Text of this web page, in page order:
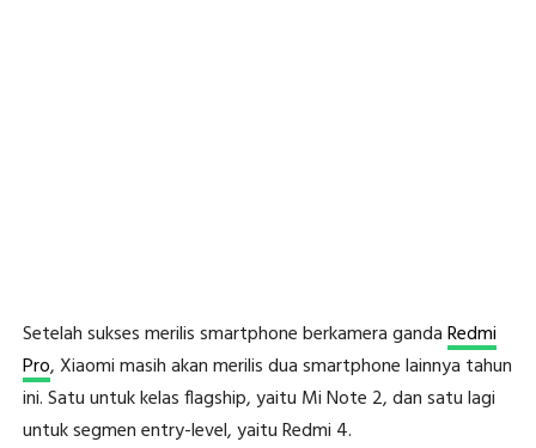
Setelah sukses merilis smartphone berkamera gandaRedmi
Pro, Xiaomi masih akan merilis dua smartphone lainnya tahun
ini. Satu untuk kelas flagship, yaitu Mi Note 2, dan satu lagi
untuk segmen entry-level, yaitu Redmi 4.